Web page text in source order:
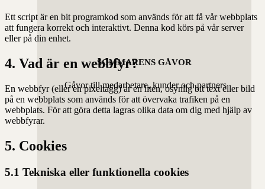
SOMMARENS GÅVOR
Gåvor till medarbetare, kunder och partners
Ett script är en bit programkod som används för att få vår webbplats
att fungera korrekt och interaktivt. Denna kod körs på vår server
eller på din enhet.
4. Vad är en webbfyr?
En webbfyr (eller en pixeltagg) är en liten, osynlig bit text eller bild
på en webbplats som används för att övervaka trafiken på en
webbplats. För att göra detta lagras olika data om dig med hjälp av
webbfyrar.
5. Cookies
5.1 Tekniska eller funktionella cookies